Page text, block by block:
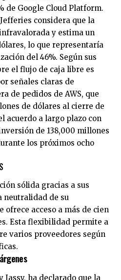
de Google Cloud Platform.
considera que la
y estima un
lo que representaría
del 46%. Según sus
el flujo de caja libre es
señales claras de
de pedidos de AWS, que
de dólares al cierre de
acuerdo a largo plazo con
de 138,000 millones
los próximos ocho
sólida gracias a sus
neutralidad de su
ofrece acceso a más de cien
Esta flexibilidad permite a
varios proveedores según
Jassy, ha declarado que la